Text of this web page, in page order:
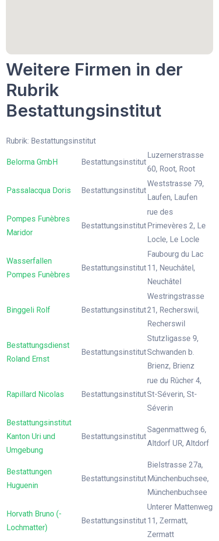
Weitere Firmen in der
Rubrik
Bestattungsinstitut
Rubrik: Bestattungsinstitut
Belorma GmbH Bestattungsinstitut
Luzernerstrasse
60, Root, Root
Passalacqua Doris Bestattungsinstitut
Weststrasse 79,
Laufen, Laufen
Pompes Funèbres
Maridor
Bestattungsinstitut
rue des
Primevères 2, Le
Locle, Le Locle
Wasserfallen
Pompes Funèbres
Bestattungsinstitut
Faubourg du Lac
11, Neuchâtel,
Neuchâtel
Binggeli Rolf Bestattungsinstitut
Westringstrasse
21, Recherswil,
Recherswil
Bestattungsdienst
Roland Ernst
Bestattungsinstitut
Stutzligasse 9,
Schwanden b.
Brienz, Brienz
Rapillard Nicolas Bestattungsinstitut
rue du Rûcher 4,
St-Séverin, St-
Séverin
Bestattungsinstitut
Kanton Uri und
Umgebung
Bestattungsinstitut
Sagenmattweg 6,
Altdorf UR, Altdorf
Bestattungen
Huguenin
Bestattungsinstitut
Bielstrasse 27a,
Münchenbuchsee,
Münchenbuchsee
Horvath Bruno (-
Lochmatter)
Bestattungsinstitut
Unterer Mattenweg
11, Zermatt,
Zermatt